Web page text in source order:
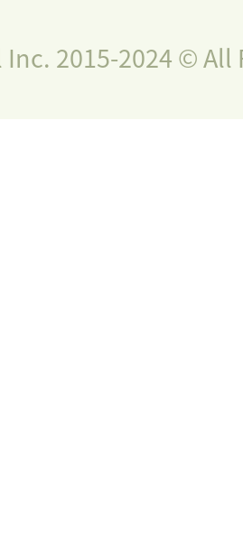
Inc. 2015-2024 © All